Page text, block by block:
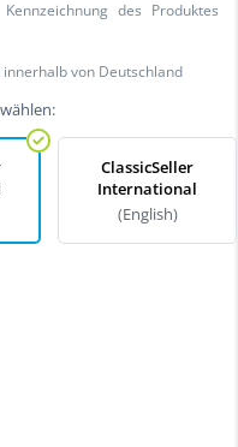
des Produktes
von Deutschland
ClassicSeller
International
(English)